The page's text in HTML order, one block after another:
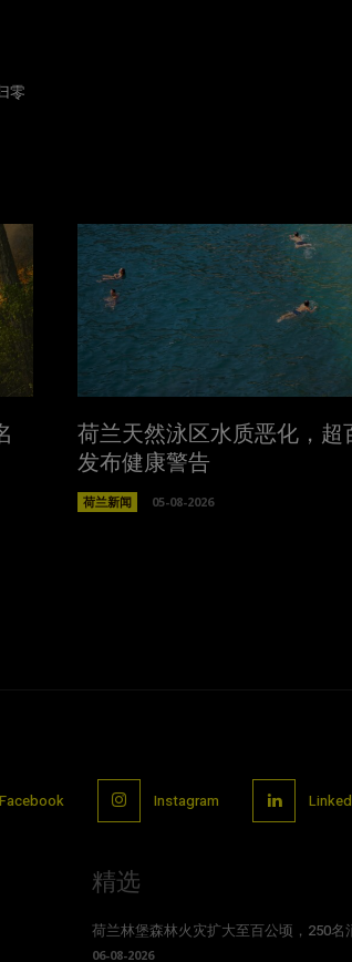
零
荷兰天然泳区水质恶化，超
发布健康警告
荷兰新闻 05-08-2026
Facebook Instagram
精选
荷兰林堡森林火灾扩大至百公顷，250名
06-08-2026